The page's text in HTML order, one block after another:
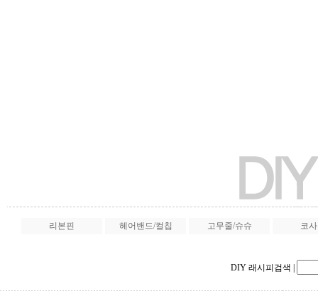
리본핀 헤어밴드/컬칩 고무줄/슈슈 코
DIY 래시피검색